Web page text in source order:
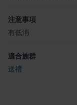
注意事項
有低消
適合族群
送禮